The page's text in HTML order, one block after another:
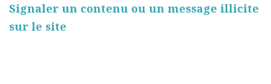
Signaler un contenu ou un message illicite
sur le site